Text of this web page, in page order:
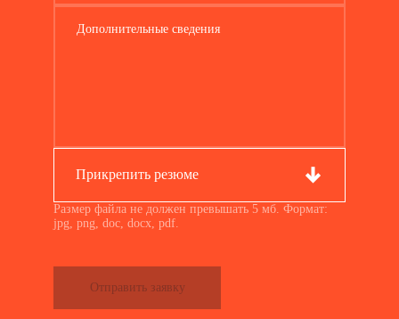
Дополнительные сведения
Прикрепить резюме
Размер файла не должен превышать 5 мб. Формат:
jpg, png, doc, docx, pdf.
Отправить заявку